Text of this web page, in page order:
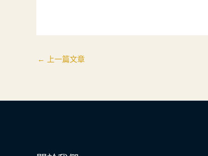
← 上一篇文章